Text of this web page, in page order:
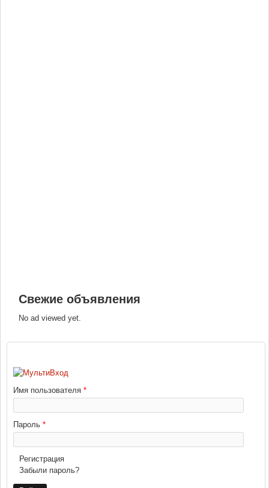
Свежие объявления
No ad viewed yet.
Имя пользователя *
Пароль *
Регистрация
Забыли пароль?